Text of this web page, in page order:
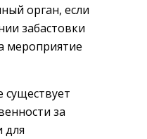
орган, если
забастовки
мероприятие
существует
за
для